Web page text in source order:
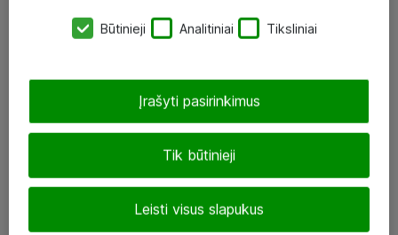
eShop@atea.lt
LinkedIn
Būtinieji Analitiniai Tiksliniai
Tik būtinieji
Leisti visus slapukus
Įrašyti pasirinkimus